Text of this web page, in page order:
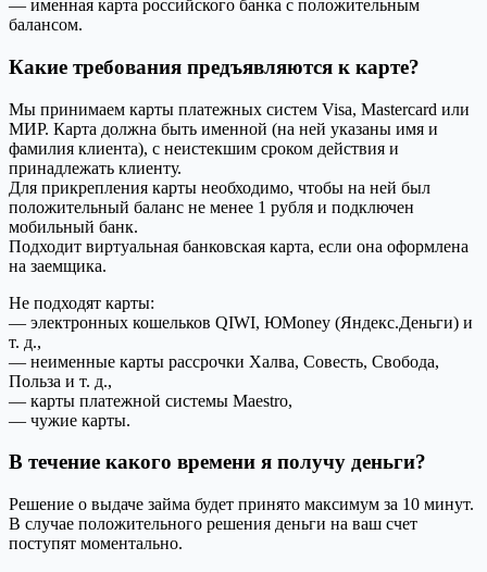
— именная карта российского банка с положительным
балансом.
Какие требования предъявляются к карте?
Мы принимаем карты платежных систем Visa, Masterсard или
МИР. Карта должна быть именной (на ней указаны имя и
фамилия клиента), с неистекшим сроком действия и
принадлежать клиенту.
Для прикрепления карты необходимо, чтобы на ней был
положительный баланс не менее 1 рубля и подключен
мобильный банк.
Подходит виртуальная банковская карта, если она оформлена
на заемщика.
Не подходят карты:
— электронных кошельков QIWI, ЮMoney (Яндекс.Деньги) и
т. д.,
— неименные карты рассрочки Халва, Совесть, Свобода,
Польза и т. д.,
— карты платежной системы Maestro,
— чужие карты.
В течение какого времени я получу деньги?
Решение о выдаче займа будет принято максимум за 10 минут.
В случае положительного решения деньги на ваш счет
поступят моментально.